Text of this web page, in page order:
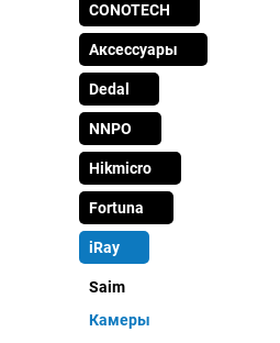
CONOTECH
Аксессуары
Dedal
NNPO
Hikmicro
Fortuna
iRay
Saim
Камеры